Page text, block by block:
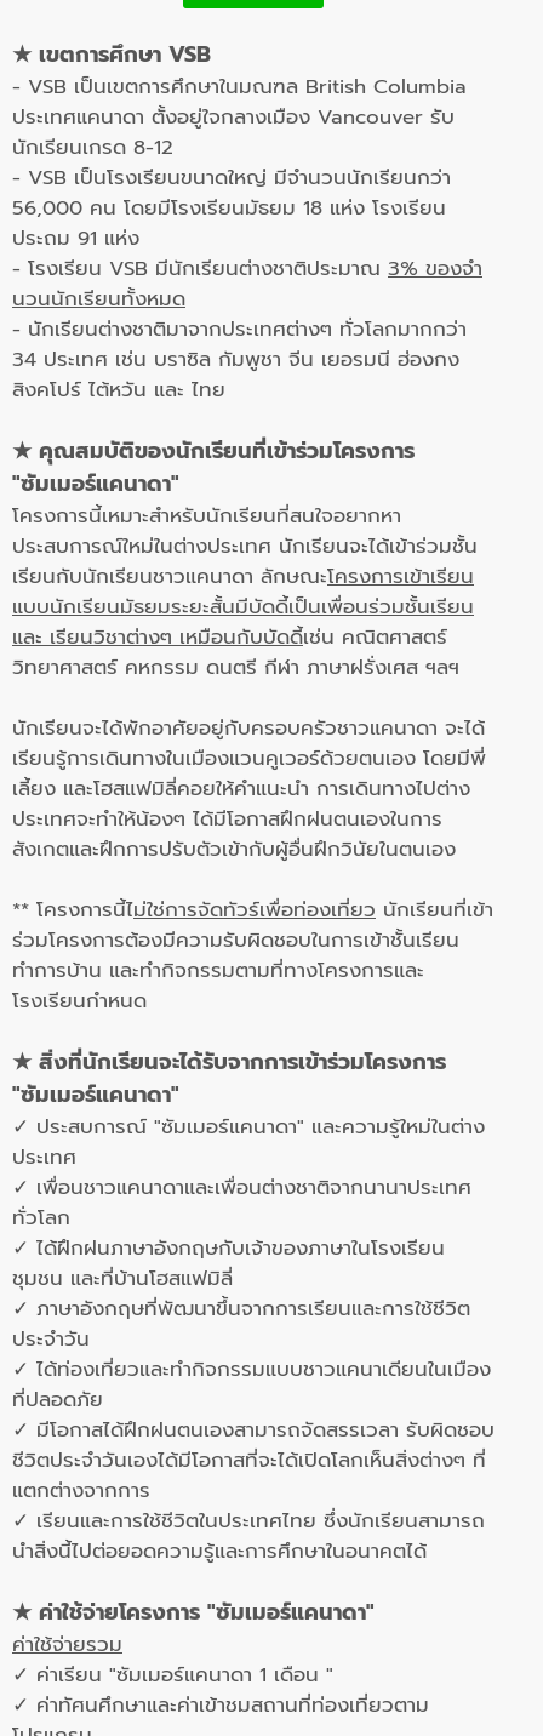
★ เขตการศึกษา VSB
- VSB เป็นเขตการศึกษาในมณฑล British Columbia
ประเทศแคนาดา ตั้งอยู่ใจกลางเมือง Vancouver รับ
นักเรียนเกรด 8-12
- VSB เป็นโรงเรียนขนาดใหญ่ มีจํานวนนักเรียนกว่า
56,000 คน โดยมีโรงเรียนมัธยม 18 แห่ง โรงเรียน
ประถม 91 แห่ง
- โรงเรียน VSB มีนักเรียนต่างชาติประมาณ 3% ของจํา
นวนนักเรียนทั้งหมด
- นักเรียนต่างชาติมาจากประเทศต่างๆ ทั่วโลกมากกว่า
34 ประเทศ เช่น บราซิล กัมพูชา จีน เยอรมนี ฮ่องกง
สิงคโปร์ ไต้หวัน และ ไทย
★ คุณสมบัติของนักเรียนที่เข้าร่วมโครงการ
"ซัมเมอร์แคนาดา"
โครงการนี้เหมาะสำหรับนักเรียนที่สนใจอยากหา
ประสบการณ์ใหม่ในต่างประเทศ นักเรียนจะได้เข้าร่วมชั้น
เรียนกับนักเรียนชาวแคนาดา ลักษณะโครงการเข้าเรียน
แบบนักเรียนมัธยมระยะสั้นมีบัดดี้เป็นเพื่อนร่วมชั้นเรียน
และ เรียนวิชาต่างๆ เหมือนกับบัดดี้เช่น คณิตศาสตร์
วิทยาศาสตร์ คหกรรม ดนตรี กีฬา ภาษาฝรั่งเศส ฯลฯ
นักเรียนจะได้พักอาศัยอยู่กับครอบครัวชาวแคนาดา จะได้
เรียนรู้การเดินทางในเมืองแวนคูเวอร์ด้วยตนเอง โดยมีพี่
เลี้ยง และโฮสแฟมิลี่คอยให้คำแนะนำ การเดินทางไปต่าง
ประเทศจะทำให้น้องๆ ได้มีโอกาสฝึกฝนตนเองในการ
สังเกตและฝึกการปรับตัวเข้ากับผู้อื่นฝึกวินัยในตนเอง
** โครงการนี้ไม่ใช่การจัดทัวร์เพื่อท่องเที่ยว นักเรียนที่เข้า
ร่วมโครงการต้องมีความรับผิดชอบในการเข้าชั้นเรียน
ทำการบ้าน และทำกิจกรรมตามที่ทางโครงการและ
โรงเรียนกำหนด
★ สิ่งที่นักเรียนจะได้รับจากการเข้าร่วมโครงการ
"ซัมเมอร์แคนาดา"
✓ ประสบการณ์ "ซัมเมอร์แคนาดา" และความรู้ใหม่ในต่าง
ประเทศ
✓ เพื่อนชาวแคนาดาและเพื่อนต่างชาติจากนานาประเทศ
ทั่วโลก
✓ ได้ฝึกฝนภาษาอังกฤษกับเจ้าของภาษาในโรงเรียน
ชุมชน และที่บ้านโฮสแฟมิลี่
✓ ภาษาอังกฤษที่พัฒนาขึ้นจากการเรียนและการใช้ชีวิต
ประจำวัน
✓ ได้ท่องเที่ยวและทำกิจกรรมแบบชาวแคนาเดียนในเมือง
ที่ปลอดภัย
✓ มีโอกาสได้ฝึกฝนตนเองสามารถจัดสรรเวลา รับผิดชอบ
ชีวิตประจำวันเองได้มีโอกาสที่จะได้เปิดโลกเห็นสิ่งต่างๆ ที่
แตกต่างจากการ
✓ เรียนและการใช้ชีวิตในประเทศไทย ซึ่งนักเรียนสามารถ
นำสิ่งนี้ไปต่อยอดความรู้และการศึกษาในอนาคตได้
★ ค่าใช้จ่ายโครงการ "ซัมเมอร์แคนาดา"
ค่าใช้จ่ายรวม
✓ ค่าเรียน "ซัมเมอร์แคนาดา 1 เดือน "
✓ ค่าทัศนศึกษาและค่าเข้าชมสถานที่ท่องเที่ยวตาม